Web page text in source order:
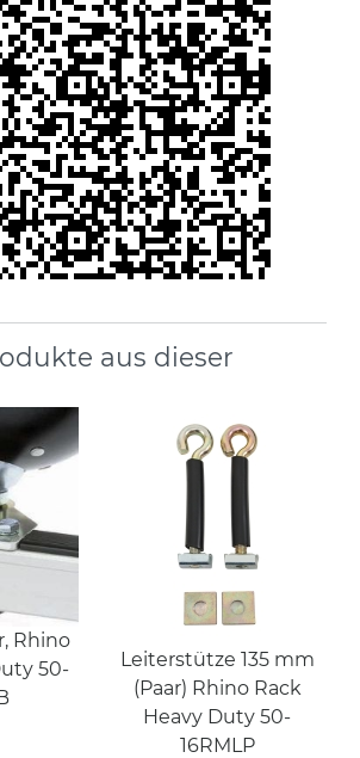
aus dieser
Rhino
50-
Leiterstütze 135 mm
(Paar) Rhino Rack
Heavy Duty 50-
16RMLP